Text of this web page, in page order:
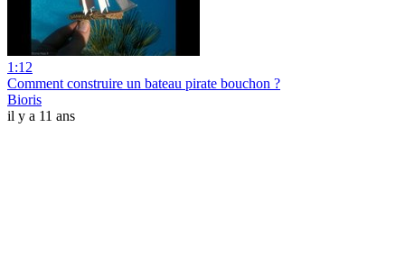
1:12
Comment construire un bateau pirate bouchon ?
Bioris
il y a 11 ans